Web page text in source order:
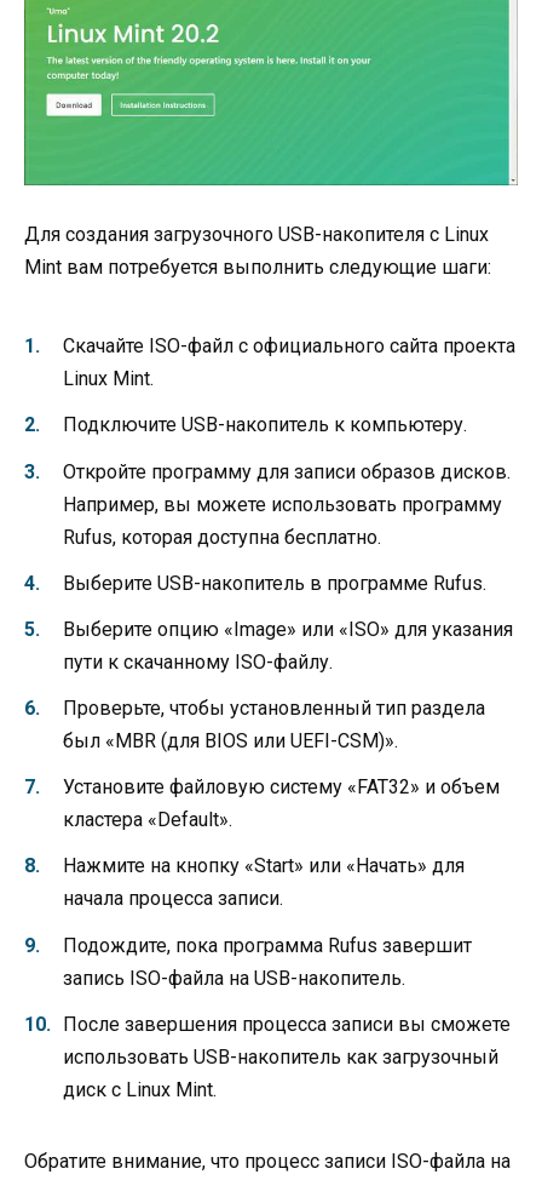
Для создания загрузочного USB-накопителя с Linux
Mint вам потребуется выполнить следующие шаги:
Скачайте ISO-файл с официального сайта проекта
Linux Mint.
Подключите USB-накопитель к компьютеру.
Откройте программу для записи образов дисков.
Например, вы можете использовать программу
Rufus, которая доступна бесплатно.
Выберите USB-накопитель в программе Rufus.
Выберите опцию «Image» или «ISO» для указания
пути к скачанному ISO-файлу.
Проверьте, чтобы установленный тип раздела
был «MBR (для BIOS или UEFI-CSM)».
Установите файловую систему «FAT32» и объем
кластера «Default».
Нажмите на кнопку «Start» или «Начать» для
начала процесса записи.
Подождите, пока программа Rufus завершит
запись ISO-файла на USB-накопитель.
После завершения процесса записи вы сможете
использовать USB-накопитель как загрузочный
диск с Linux Mint.
Обратите внимание, что процесс записи ISO-файла на